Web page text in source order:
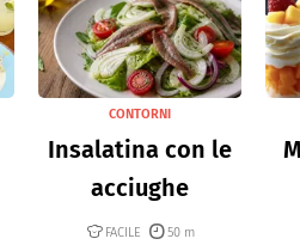
CONTORNI
Insalatina con le
acciughe
FACILE 50 m